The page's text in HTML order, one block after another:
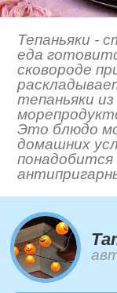
Тепаньяки -
еда
сковороде
тепаньяки
Это блюдо
домашних
понадобится